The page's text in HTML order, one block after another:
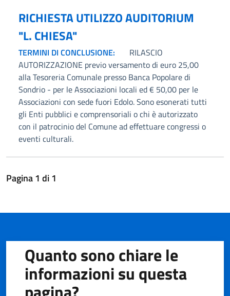
RICHIESTA UTILIZZO AUDITORIUM
"L. CHIESA"
TERMINI DI CONCLUSIONE:
RILASCIO
AUTORIZZAZIONE previo versamento di euro 25,00
alla Tesoreria Comunale presso Banca Popolare di
Sondrio - per le Associazioni locali ed € 50,00 per le
Associazioni con sede fuori Edolo. Sono esonerati tutti
gli Enti pubblici e comprensoriali o chi è autorizzato
con il patrocinio del Comune ad effettuare congressi o
eventi culturali.
Pagina1 di1
Quanto sono chiare le
informazioni su questa